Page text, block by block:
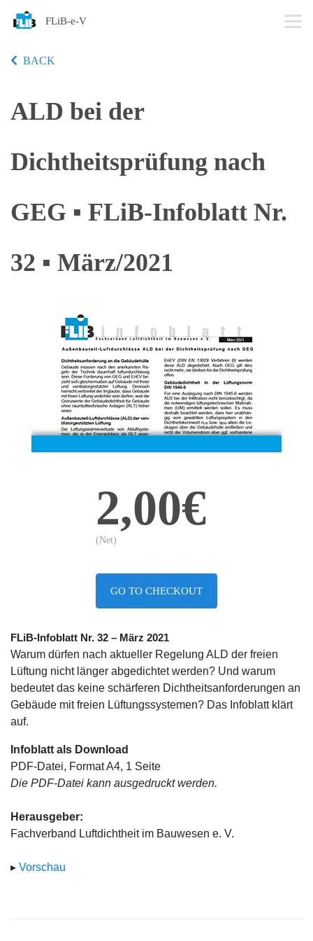
FLiB-e-V
BACK
ALD bei der
Dichtheitsprüfung nach
GEG ▪ FLiB-Infoblatt Nr.
32 ▪ März/2021
2,00€
(Net)
GO TO CHECKOUT
FLiB-Infoblatt Nr. 32 – März 2021
Warum dürfen nach aktueller Regelung ALD der freien
Lüftung nicht länger abgedichtet werden? Und warum
bedeutet das keine schärferen Dichtheitsanforderungen an
Gebäude mit freien Lüftungssystemen? Das Infoblatt klärt
auf.
Infoblatt als Download
PDF-Datei, Format A4, 1 Seite
Die PDF-Datei kann ausgedruckt werden.
Herausgeber:
Fachverband Luftdichtheit im Bauwesen e. V.
▸ Vorschau